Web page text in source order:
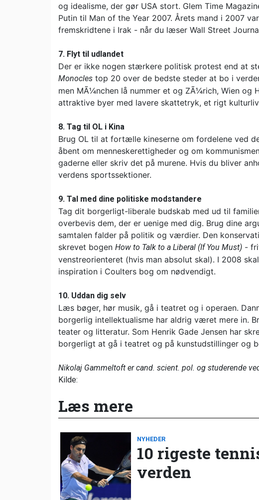
og idealisme, der gør USA stort. Glem Time
Putin til Man of the Year 2007. Årets mand i 2007
fremskridtene i Irak - når du læser Wall Street
7. Flyt til udlandet
Der er ikke nogen stærkere politisk protest end at
Monocles top 20 over de bedste steder at bo i
men MÃ¼nchen lå nummer et og ZÃ¼rich, Wien og
attraktive byer med lavere skattetryk, et rigt
8. Tag til OL i Kina
Brug OL til at fortælle kineserne om fordelene ved
åbent om menneskerettigheder og om
gaderne eller skriv det på murene. Hvis du bliver
verdens sportssektioner.
9. Tal med dine politiske modstandere
Tag dit borgerligt-liberale budskab med ud til
overbevis dem, der er uenige med dig. Brug dine
samtalen falder på politik og værdier. Den
skrevet bogen How to Talk to a Liberal (If You Must) -
venstreorienteret (hvis man absolut skal). I 2008
inspiration i Coulters bog om nødvendigt.
10. Uddan dig selv
Læs bøger, hør musik, gå i teatret og i operaen.
borgerlig intellektualisme har aldrig været mere in.
teater og litteratur. Som Henrik Gade Jensen har
borgerligt at gå i teatret og på kunstudstillinger og
Nikolaj Gammeltoft er cand. scient. pol. og studerende
Kilde:
Læs mere
NYHEDER
10 rigeste
verden